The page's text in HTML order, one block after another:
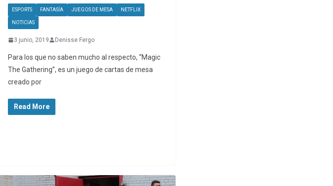
ESPORTS FANTASÍA JUEGOS DE MESA NETFLIX
NOTICIAS
3 junio, 2019 Denisse Fergo
Para los que no saben mucho al respecto, “Magic
The Gathering”, es un juego de cartas de mesa
creado por
Read More